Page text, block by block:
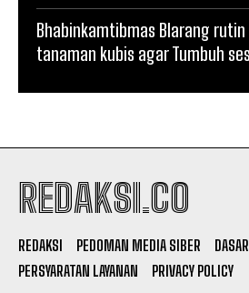
Bhabinkamtibmas Blarang
tanaman kubis agar Tumbuh
REDAKSI.CO
REDAKSI PEDOMAN MEDIA SIBER
PERSYARATAN LAYANAN
PRIVACY POLICY